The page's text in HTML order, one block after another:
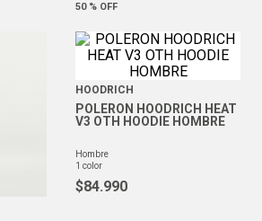
50 % OFF
HOODRICH
POLERON HOODRICH HEAT
V3 OTH HOODIE HOMBRE
hombre
1 color
$84.990